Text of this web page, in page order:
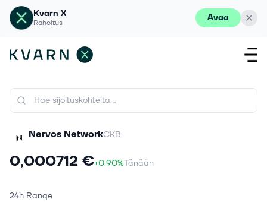
Kvarn X
Rahoitus Avaa
Nervos NetworkCKB
0,000712 €+0.90%Tänään
24h Range